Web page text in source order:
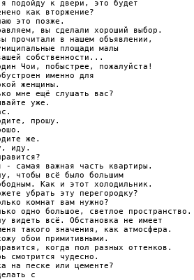
подойду к двери, это будет
как вторжение?
это позже.
вы сделали хороший выбор.
прочитали в нашем объявлении,
площади малы
собственности...
Чои, побыстрее, пожалуйста!
именно для
женщины.
мне ещё слушать вас?
уже.
прошу.
же.
иду.
- самая важная часть квартиры.
чтобы всё было большим
Как и этот холодильник.
убрать эту перегородку?
комнат вам нужно?
одно большое, светлое пространство.
видеть всё. Обстановка не имеет
такого значения, как атмосфера.
обои примитивными.
когда пол разных оттенков.
смотрится чудесно.
на песке или цементе?
с